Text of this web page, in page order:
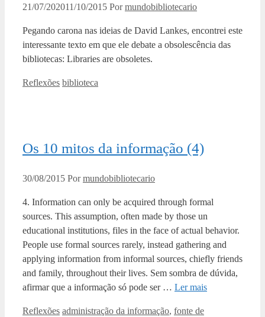
21/07/202011/10/2015 Pormundobibliotecario
Pegando carona nas ideias de David Lankes, encontrei este
interessante texto em que ele debate a obsolescência das
bibliotecas: Libraries are obsoletes.
Categorias
Reflexões Tags
biblioteca
Os 10 mitos da informação (4)
30/08/2015 Pormundobibliotecario
4. Information can only be acquired through formal
sources. This assumption, often made by those un
educational institutions, files in the face of actual behavior.
People use formal sources rarely, instead gathering and
applying information from informal sources, chiefly friends
and family, throughout their lives. Sem sombra de dúvida,
afirmar que a informação só pode ser … Ler mais
Categorias
Reflexões Tags
administração da informação, fonte de